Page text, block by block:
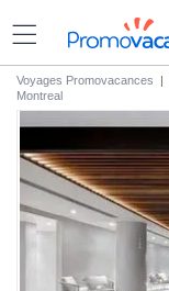
Voyages Promovacances |
Montreal